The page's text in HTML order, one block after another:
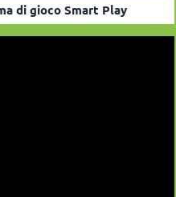
di gioco Smart Play